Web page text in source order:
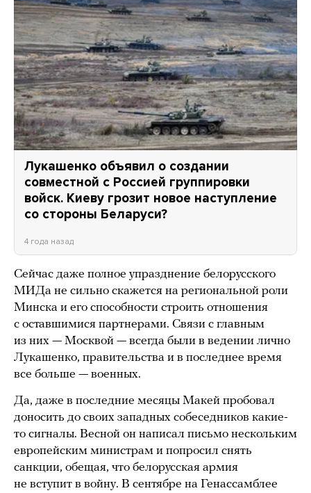
Лукашенко объявил о создании
совместной с Россией группировки
войск. Киеву грозит новое наступление
со стороны Беларуси?
4 года назад
Сейчас даже полное упразднение белорусского
МИДа не сильно скажется на региональной роли
Минска и его способности строить отношения
с оставшимися партнерами. Связи с главным
из них — Москвой — всегда были в ведении лично
Лукашенко, правительства и в последнее время
все больше — военных.
Да, даже в последние месяцы Макей пробовал
доносить до своих западных собеседников какие-
то сигналы. Весной он написал письмо нескольким
европейским министрам и попросил снять
санкции, обещая, что белорусская армия
не вступит в войну. В сентябре на Генассамблее